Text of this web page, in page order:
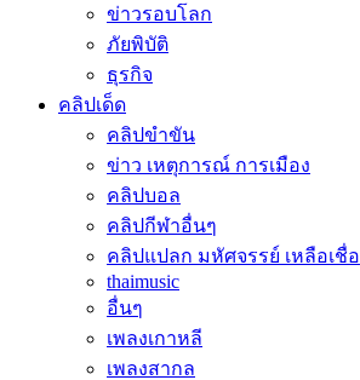
ข่าวรอบโลก
ภัยพิบัติ
ธุรกิจ
คลิปเด็ด
คลิปขำขัน
ข่าว เหตุการณ์ การเมือง
คลิปบอล
คลิปกีฬาอื่นๆ
คลิปแปลก มหัศจรรย์ เหลือเชื่อ
thaimusic
อื่นๆ
เพลงเกาหลี
เพลงสากล